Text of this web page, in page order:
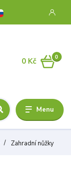
Menu
0
0 Kč
Zahradní nůžky